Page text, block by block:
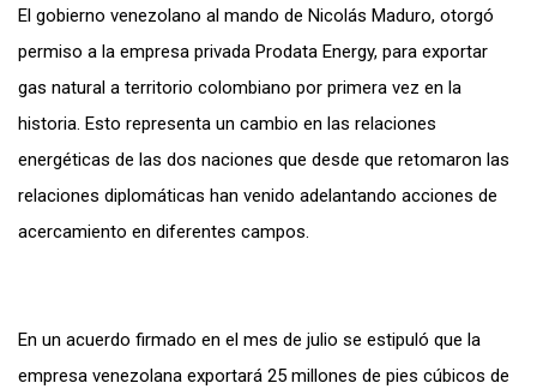
El gobierno venezolano al mando de Nicolás Maduro, otorgó
permiso a la empresa privada Prodata Energy, para exportar
gas natural a territorio colombiano por primera vez en la
historia. Esto representa un cambio en las relaciones
energéticas de las dos naciones que desde que retomaron las
relaciones diplomáticas han venido adelantando acciones de
acercamiento en diferentes campos.
En un acuerdo firmado en el mes de julio se estipuló que la
empresa venezolana exportará 25 millones de pies cúbicos de